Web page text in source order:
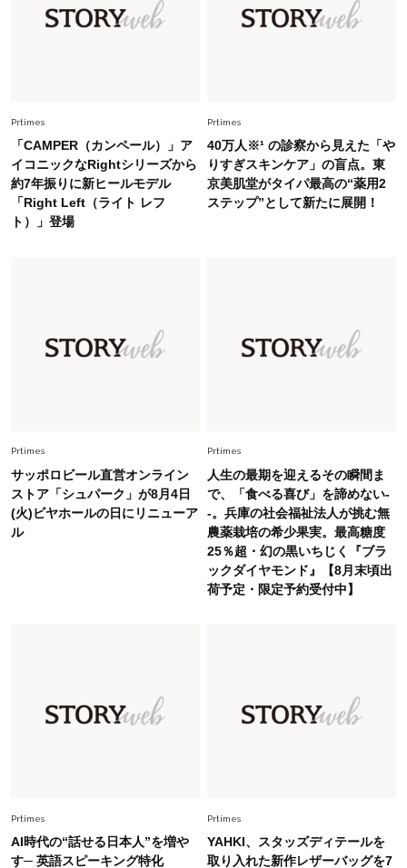
を育み中「理想の暮らしよりも今の心地よさを選
んだ」
Fashion 2026.7.16
白黒でもこんなに華やぐ！40代、夏の「甘めト
ップス×パンツ」コーデ〈3選〉
Fashion 2026.6.26
今、40代の「メガネ＆サングラス」のトレンド
に更新あり！“黒ぶち以外”が新定番に
オシャレ40代の【ワンピ＆オールインワン】最
旬着こなし3選。地味見え回避のコツは「バッグ
Prtimes
「CAMPER（カンペール）」ア
イコニックなRightシリーズから
約7年振りに新ヒールモデル
「Right Left（ライト レフ
ト）」登場
Prtimes
40万人※¹ の診察から見えた「や
りすぎスキンケア」の盲点。東
京美肌堂がタイパ最高の“薬用2
ステップ”として新たに展開！
Prtimes
サッポロビール直営オンライン
ストア「シュパーク」が8月4日
(火)ビヤホールの日にリニューア
ル
Prtimes
人生の最期を迎えるその瞬間ま
で、「食べる喜び」を諦めない-
-。兵庫の社会福祉法人が挑む無
農薬栽培の希少果実。最高糖度
25％超・幻の黒いちじく『ブラ
ックダイヤモンド』【8月末頃出
荷予定・限定予約受付中】
Prtimes
AI時代の“話せる日本人”を増や
す─ 英語スピーキング特化
Prtimes
YAHKI、スタッズディテールを
取り入れた新作レザーバッグを7